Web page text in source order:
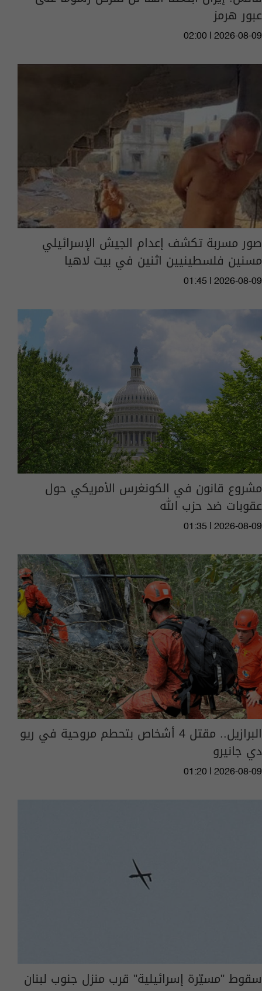
عبور هرمز
02:00 | 2026-08-09
صور مسربة تكشف إعدام الجيش الإسرائيلي
مسنين فلسطينيين اثنين في بيت لاهيا
01:45 | 2026-08-09
مشروع قانون في الكونغرس الأمريكي حول
عقوبات ضد حزب الله
01:35 | 2026-08-09
البرازيل.. مقتل 4 أشخاص بتحطم مروحية في ريو
دي جانيرو
01:20 | 2026-08-09
سقوط "مسيّرة إسرائيلية" قرب منزل جنوب لبنان